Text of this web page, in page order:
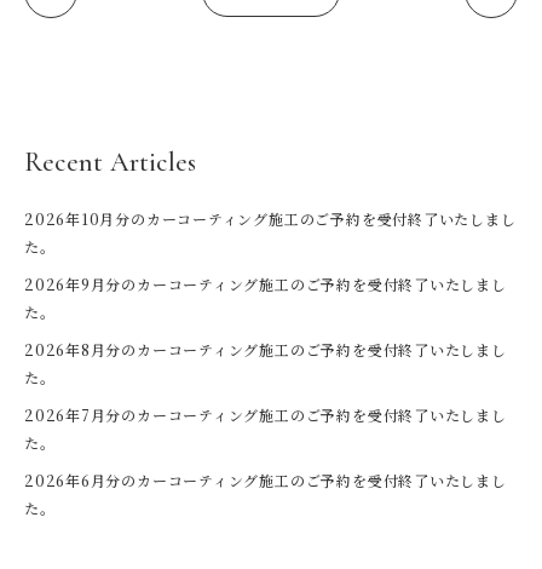
Recent Articles
2026年10月分のカーコーティング施工のご予約を受付終了いたしまし
た。
2026年9月分のカーコーティング施工のご予約を受付終了いたしまし
た。
2026年8月分のカーコーティング施工のご予約を受付終了いたしまし
た。
2026年7月分のカーコーティング施工のご予約を受付終了いたしまし
た。
2026年6月分のカーコーティング施工のご予約を受付終了いたしまし
た。